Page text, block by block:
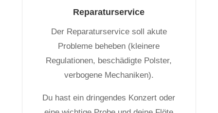
Reparaturservice
Der Reparaturservice soll akute
Probleme beheben (kleinere
Regulationen, beschädigte Polster,
verbogene Mechaniken).
Du hast ein dringendes Konzert oder